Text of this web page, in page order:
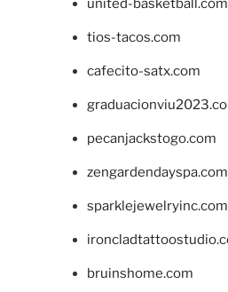
united-basketball.com
tios-tacos.com
cafecito-satx.com
pecanjackstogo.com
zengardendayspa.com
sparklejewelryinc.com
bruinshome.com